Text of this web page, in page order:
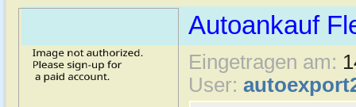
Autoankauf
Eingetragen am:
User: